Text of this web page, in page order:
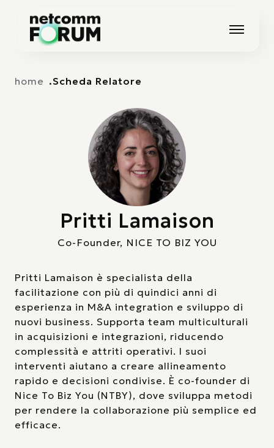
home Scheda Relatore
Pritti Lamaison
Co-Founder, NICE TO BIZ YOU
Pritti Lamaison è specialista della
facilitazione con più di quindici anni di
esperienza in M&A integration e sviluppo di
nuovi business. Supporta team multiculturali
in acquisizioni e integrazioni, riducendo
complessità e attriti operativi. I suoi
interventi aiutano a creare allineamento
rapido e decisioni condivise. È co-founder di
Nice To Biz You (NTBY), dove sviluppa metodi
per rendere la collaborazione più semplice ed
efficace.